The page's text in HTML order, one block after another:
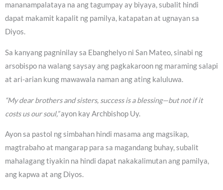
mananampalataya na ang tagumpay ay biyaya, subalit hindi
dapat makamit kapalit ng pamilya, katapatan at ugnayan sa
Diyos.
Sa kanyang pagninilay sa Ebanghelyo ni San Mateo, sinabi ng
arsobispo na walang saysay ang pagkakaroon ng maraming salapi
at ari-arian kung mawawala naman ang ating kaluluwa.
“My dear brothers and sisters, success is a blessing—but not if it
costs us our soul,”ayon kay Archbishop Uy.
Ayon sa pastol ng simbahan hindi masama ang magsikap,
magtrabaho at mangarap para sa magandang buhay, subalit
mahalagang tiyakin na hindi dapat nakakalimutan ang pamilya,
ang kapwa at ang Diyos.